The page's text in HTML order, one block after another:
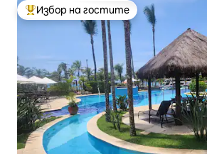
Най-популярен избор на гостите
Избор на гостите